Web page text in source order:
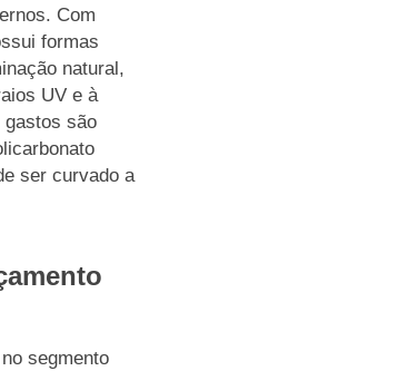
Com
formas
natural,
UV e à
gastos são
ser curvado a
segmento